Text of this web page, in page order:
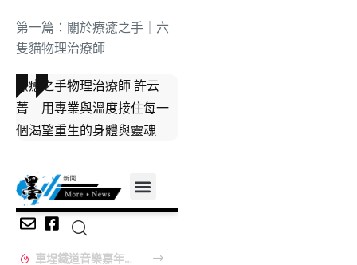
第一篇：關於療癒之手｜六
隻貓物理治療師
療癒之手物理治療師 許云
菁 用專業與溫度接住每一
個渴望重生的身體與靈魂